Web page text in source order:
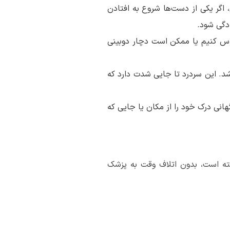
یکی از دست‌ها شروع به افتادن
شود.
کنیم یا ممکن است دچار دوبینی
این سردرد تا جایی شدت دارد که
درک خود را از مکان یا جایی که
است، بدون اتلاف وقت به پزشک